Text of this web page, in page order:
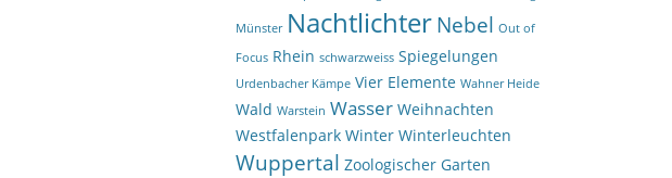
Münster NachtlichterNebel Out of
Focus Rhein schwarzweiss Spiegelungen
Urdenbacher Kämpe Vier Elemente Wahner Heide
Wald Warstein Wasser Weihnachten
Westfalenpark Winter Winterleuchten
Wuppertal Zoologischer Garten